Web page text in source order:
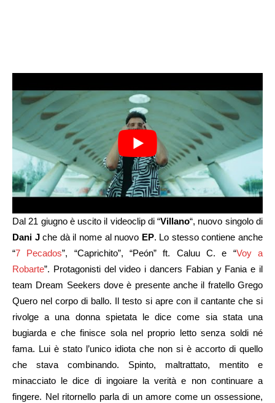
Dal 21 giugno è uscito il videoclip di “Villano“, nuovo singolo di
Dani Jche dà il nome al nuovo EP. Lo stesso contiene anche
“7 Pecados”, “Caprichito”, “Peón” ft. Caluu C. e “Voy a
Robarte”. Protagonisti del video i dancers Fabian y Fania e il
team Dream Seekers dove è presente anche il fratello Grego
Quero nel corpo di ballo. Il testo si apre con il cantante che si
rivolge a una donna spietata le dice come sia stata una
bugiarda e che finisce sola nel proprio letto senza soldi né
fama. Lui è stato l’unico idiota che non si è accorto di quello
che stava combinando. Spinto, maltrattato, mentito e
minacciato le dice di ingoiare la verità e non continuare a
fingere. Nel ritornello parla di un amore come un ossessione,